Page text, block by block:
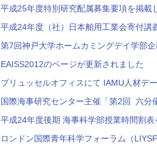
平成25年度特別研究配属募集要項を掲載
平成24年度（社）日本舶用工業会寄付講
第7回神戸大学ホームカミングデイ学部
EAISS2012のページが更新されました
ブリュッセルオフィスにて IAMU人材デ
国際海事研究センター主催「第2回 六分
平成24年度後期 海事科学部授業時間割表
ロンドン国際青年科学フォーラム（